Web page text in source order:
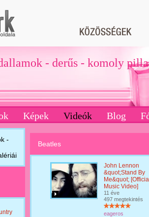
- derűs - komoly
Képek Videók Blog
-
Beatles
John Lennon
&quot;Stand By
Me&quot;
Music Video]
11 éve
497 megtekintés
eageros